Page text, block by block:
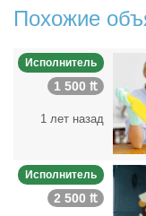
Похожие
Исполнитель
1 500 ₶
1 лет назад
Исполнитель
2 500 ₶